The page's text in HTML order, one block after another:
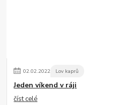
02.02.2022 Lov kaprů
Jeden víkend v ráji
číst celé